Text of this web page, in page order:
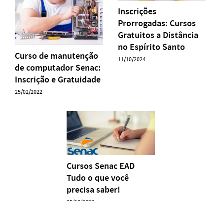
Curso de manutenção
de computador Senac:
Inscrição e Gratuidade
25/02/2022
Inscrições
Prorrogadas: Cursos
Gratuitos a Distância
no Espírito Santo
11/10/2024
Cursos Senac EAD
Tudo o que você
precisa saber!